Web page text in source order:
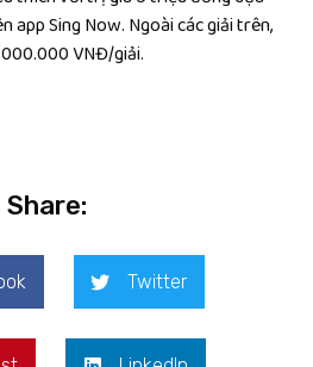
app Sing Now. Ngoài các giải trên,
VNĐ/giải.
Share:
Twitter